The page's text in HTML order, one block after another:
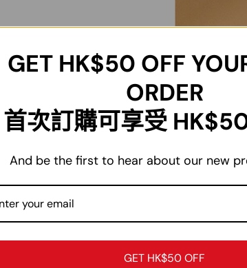
GET HK$50 OFF
ORDER
首次訂購可享受
And be the first to hear about our new
GET HK$50 OFF